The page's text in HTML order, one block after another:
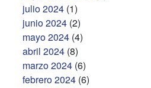
julio 2024 (1)
junio 2024 (2)
mayo 2024 (4)
abril 2024 (8)
marzo 2024 (6)
febrero 2024 (6)